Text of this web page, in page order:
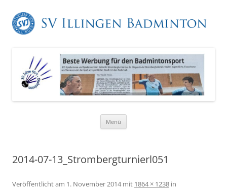
Menü
2014-07-13_Strombergturnierl051
Veröffentlicht am 1. November 2014mit 1864 × 1238 in